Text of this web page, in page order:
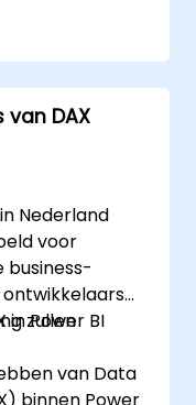
van DAX
Nederland
voor
in Power BI
zullen
van Data
binnen Power